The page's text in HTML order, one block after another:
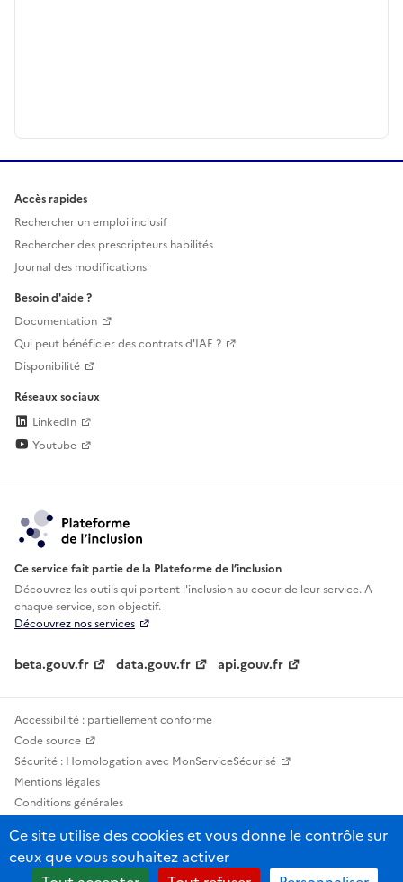
Accès rapides
Rechercher un emploi inclusif
Rechercher des prescripteurs habilités
Journal des modifications
Besoin d'aide ?
Documentation
Qui peut bénéficier des contrats d'IAE ?
Disponibilité
Réseaux sociaux
LinkedIn
Youtube
Ce service fait partie de la Plateforme de l’inclusion
Découvrez les outils qui portent l'inclusion aucoeur de leur service. A
chaque service, son objectif.
Découvrez nos services
beta.gouv.fr data.gouv.fr api.gouv.fr
Accessibilité : partiellement conforme
Code source
Sécurité : Homologation avec MonServiceSécurisé
Mentions légales
Conditions générales
Statistiques, lexiques et indicateurs
Sauf mention contraire, tous les contenus de ce site sont sous licence
Ce site utilise des cookies et vous donne le contrôle sur
ceux que vous souhaitez activer